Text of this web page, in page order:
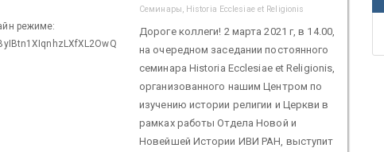
режиме:
Семинары, Historia Ecclesiae et Religionis
Дороге коллеги! 2 марта 2021 г, в 14.00,
на очередном заседании постоянного
семинара Historia Ecclesiae et Religionis,
организованного нашим Центром по
изучению истории религии и Церкви в
рамках работы Отдела Новой и
Новейшей Истории ИВИ РАН, выступит